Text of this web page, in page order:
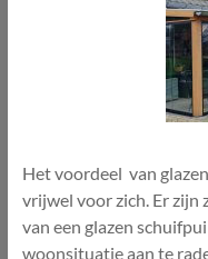
Het voordeel van
vrijwel voor zich. Er zijn
van een glazen
woonsituatie aan te